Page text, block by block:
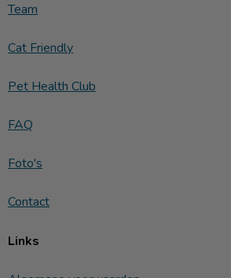
Team
Cat Friendly
Pet Health Club
FAQ
Foto's
Contact
Links